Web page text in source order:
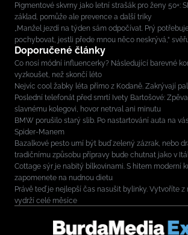
Pigmentové skvrny jako letní strašák pro ženy 50+:
základ, pomůže ale prevence a další triky
„Manžel jezdí na týden sám odpočívat. Prý
pochybovat, jestli přede mnou něco neskrývá,“
Doporučené články
Co nosí módní influencerky? Následující barevné
vyzkoušet, než skončí léto
Nejvíc cool žabky léta přímo z Kodaně. Zakrývají
Poslední telefonát před smrtí Ivety Bartošové:
slavnému kolegovi, hovor netrval ani minutu
BMW porušilo starý slib. Po nastartování auta na
Spider-Manem
Bazalkové pesto umí být buď zelený zázrak, nebo
tradičnímu způsobu přípravy bude chutnat jako v
Cottage sýr je nabitý bílkovinami. S hitem moderní
zapomenete na nudnou dietu
Právě teď je nejlepší čas nasušit bylinky. Vytvoříte z
vydrží celé měsíce